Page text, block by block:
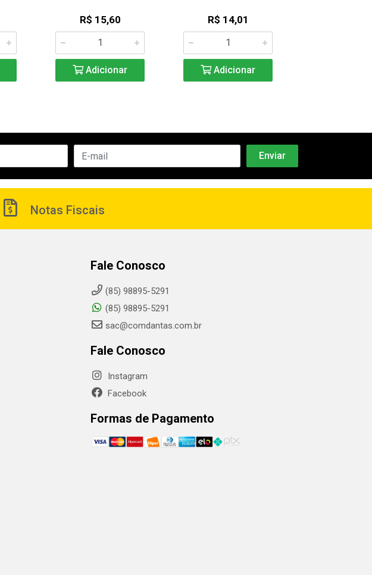
R$ 15,60
Adicionar
R$ 14,01
Adicionar
Notas Fiscais
Fale Conosco
(85) 98895-5291
(85) 98895-5291
sac@comdantas.com.br
Fale Conosco
Instagram
Facebook
Formas de Pagamento